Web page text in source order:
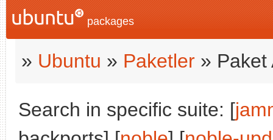
packages
» Ubuntu » Paketler » Paket
Search in specific suite: [